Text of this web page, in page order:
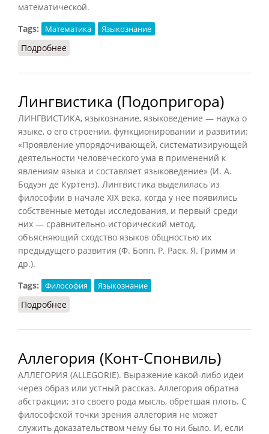
математической.
Tags:
Математика Языкознание
Подробнее
Лингвистика (Подопригора)
ЛИНГВИСТИКА, языкознание, языковедение — наука о
языке, о его строении, функционировании и развитии:
«Проявление упорядочивающей, систематизирующей
деятельности человеческого ума в применений к
явлениям языка и составляет языковедение» (И. А.
Бодуэн де Куртенэ). Лингвистика выделилась из
философии в начале XIX века, когда у нее появились
собственные методы исследования, и первый среди
них — сравнительно-исторический метод,
объясняющий сходство языков общностью их
предыдущего развития (Ф. Бопп, Р. Раек, Я. Гримм и
др.).
Tags:
Философия Языкознание
Подробнее
Аллегория (Конт-Спонвиль)
АЛЛЕГОРИЯ (ALLEGORIE). Выражение какой-либо идеи
через образ или устный рассказ. Аллегория обратна
абстракции; это своего рода мысль, обретшая плоть. С
философской точки зрения аллегория не может
служить доказательством чему бы то ни было. И, если